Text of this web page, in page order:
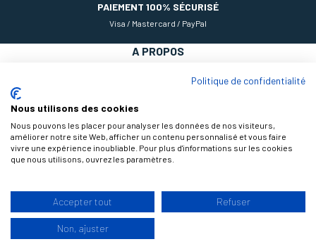
PAIEMENT 100% SÉCURISÉ
Visa / Mastercard / PayPal
A PROPOS
© 2026 Théodore Maison de Peinture, tous droits réservés |
Politique de confidentialité
Nous utilisons des cookies
Nous pouvons les placer pour analyser les données de nos visiteurs,
améliorer notre site Web, afficher un contenu personnalisé et vous faire
vivre une expérience inoubliable. Pour plus d'informations sur les cookies
que nous utilisons, ouvrez les paramètres.
Accepter tout Refuser
Non, ajuster